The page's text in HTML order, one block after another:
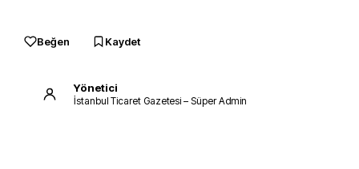
Beğen Kaydet
Yönetici
İstanbul Ticaret Gazetesi – Süper Admin